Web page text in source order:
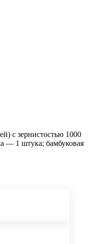
с зернистостью 1000
— 1 штука; бамбуковая